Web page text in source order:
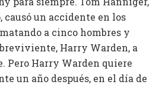
un accidente en los
a cinco hombres y
Harry Warden, a
Pero Harry Warden quiere
un año después, en el día de